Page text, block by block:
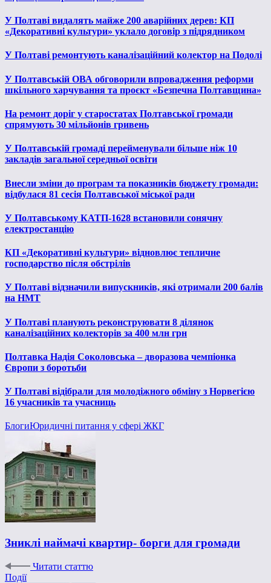
У Полтаві видалять майже 200 аварійних дерев: КП
«Декоративні культури» уклало договір з підрядником
У Полтаві ремонтують каналізаційний колектор на Подолі
У Полтавській ОВА обговорили впровадження реформи
шкільного харчування та проєкт «Безпечна Полтавщина»
На ремонт доріг у старостатах Полтавської громади
спрямують 30 мільйонів гривень
У Полтавській громаді перейменували більше ніж 10
закладів загальної середньої освіти
Внесли зміни до програм та показників бюджету громади:
відбулася 81 сесія Полтавської міської ради
У Полтавському КАТП-1628 встановили сонячну
електростанцію
КП «Декоративні культури» відновлює тепличне
господарство після обстрілів
У Полтаві відзначили випускників, які отримали 200 балів
на НМТ
У Полтаві планують реконструювати 8 ділянок
каналізаційних колекторів за 400 млн грн
Полтавка Надія Соколовська – дворазова чемпіонка
Європи з боротьби
У Полтаві відібрали для молодіжного обміну з Норвегією
16 учасників та учасниць
БлогиЮридичні питання у сфері ЖКГ
Зниклі наймачі квартир- борги для громади
Читати статтю
Події